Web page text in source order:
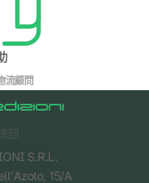
流顧問
Spedizioni
部
S.R.L.
15/A